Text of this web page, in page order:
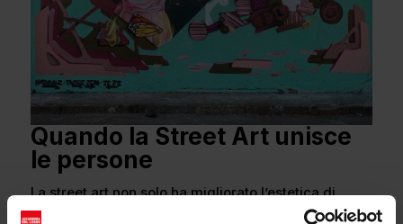
Quando la Street Art unisce
le persone
La street art non solo ha migliorato l’estetica di
NoLo, ma ha anche avuto un impatto significativo